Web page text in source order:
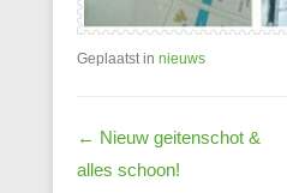
Geplaatst in nieuws
Berichtnavigatie
← Nieuw geitenschot &
alles schoon!